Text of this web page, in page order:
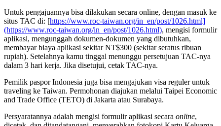
Untuk pengajuannya bisa dilakukan secara online, dengan masuk ke
situs TAC di: [https://www.roc-taiwan.org/in_en/post/1026.html]
(https://www.roc-taiwan.org/in_en/post/1026.html), mengisi formulir
aplikasi, mengunggah dokumen-dokumen yang dibutuhkan,
membayar biaya aplikasi sekitar NT$300 (sekitar seratus ribuan
rupiah). Setelahnya kamu tinggal menunggu persetujuan TAC-nya
dalam 3 hari kerja. Jika disetujui, cetak TAC-nya.
Pemilik paspor Indonesia juga bisa mengajukan visa reguler untuk
traveling ke Taiwan. Permohonan diajukan melalui Taipei Economic
and Trade Office (TETO) di Jakarta atau Surabaya.
Persyaratannya adalah mengisi formulir aplikasi secara online,